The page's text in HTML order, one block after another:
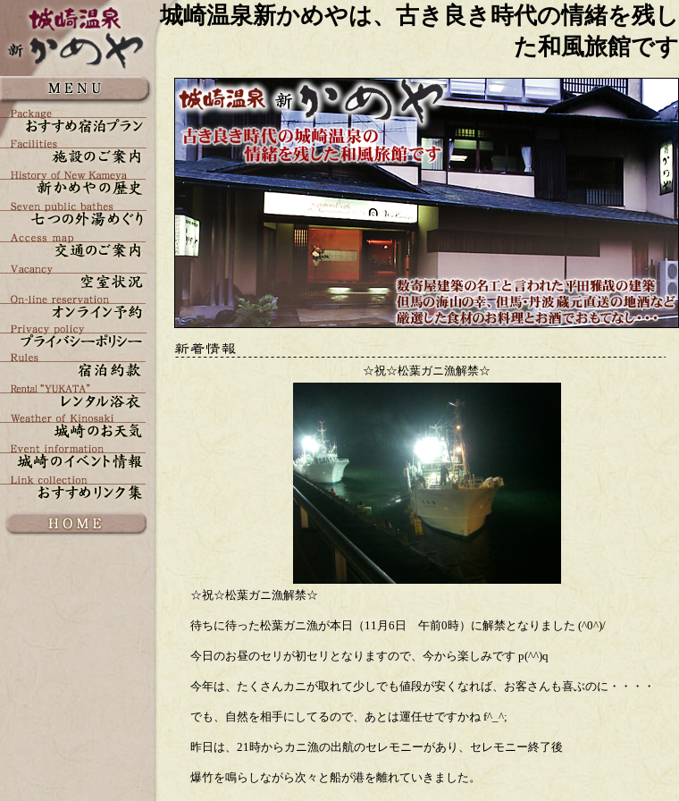
城崎温泉新かめやは、古き良き時代の情緒を残し
た和風旅館です
☆祝☆松葉ガニ漁解禁☆
☆祝☆松葉ガニ漁解禁☆
待ちに待った松葉ガニ漁が本日（11月6日 午前0時）に解禁となりました (^0^)/
今日のお昼のセリが初セリとなりますので、今から楽しみです p(^^)q
今年は、たくさんカニが取れて少しでも値段が安くなれば、お客さんも喜ぶのに・・・・
でも、自然を相手にしてるので、あとは運任せですかね f^_^;
昨日は、21時からカニ漁の出航のセレモニーがあり、セレモニー終了後
爆竹を鳴らしながら次々と船が港を離れていきました。